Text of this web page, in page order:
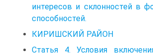
интересов и склонностей в
способностей.
КИРИШСКИЙ РАЙОН
Статья 4. Условия